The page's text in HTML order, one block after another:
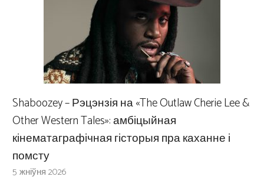
Shaboozey – Рэцэнзія на «The Outlaw Cherie Lee &
Other Western Tales»: амбіцыйная
кінематаграфічная гісторыя пра каханне і
помсту
5 жніўня 2026